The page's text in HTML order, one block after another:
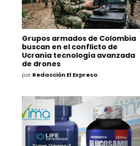
Grupos armados de Colombia
buscan en el conflicto de
Ucrania tecnología avanzada
de drones
por Redacción El Expreso